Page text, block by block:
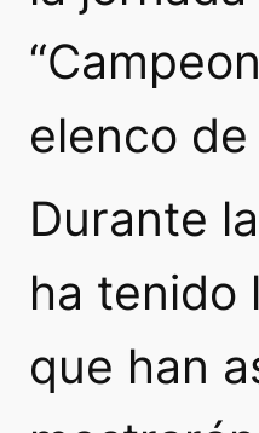
elenco
Durante
ha tenido
que han